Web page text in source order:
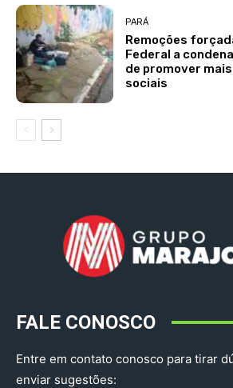
PARÁ
Remoções
Federal a
de promover
sociais
FALE CONOSCO
Entre em contato conosco para tirar
enviar sugestões: